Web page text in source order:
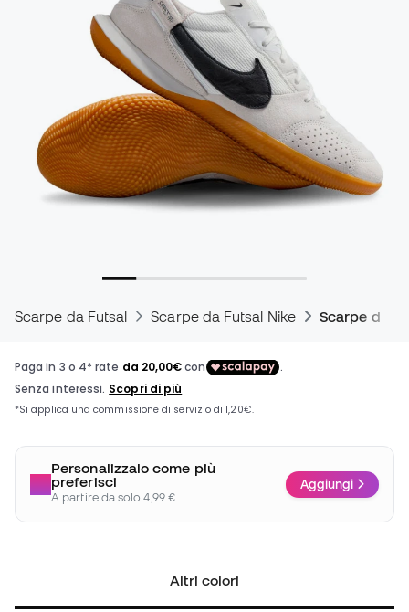
Scarpe da Futsal Scarpe da Futsal Nike Scarpe da
Personalizzalo come più
preferisci
A partire da solo 4,99 €
Aggiungi
Altri colori